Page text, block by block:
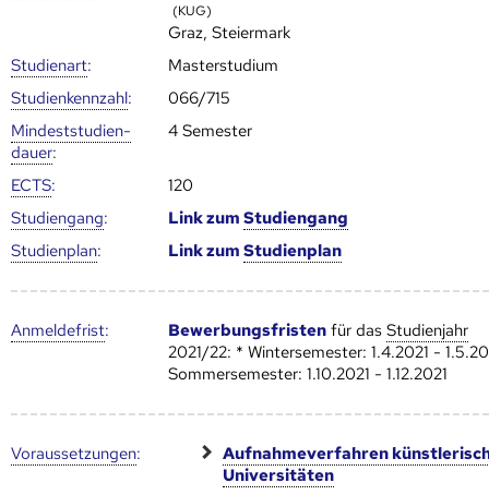
(KUG)
Graz, Steiermark
Studienart:
Masterstudium
Studien­kenn­zahl:
066/715
Mindest­studien­
dauer:
4 Semester
ECTS:
120
Studien­gang: Link zumStudien­gang
Studien­plan: Link zumStudien­plan
Anmelde­frist: Bewerbungsfristen für dasStudienjahr
2021/22: * Wintersemester: 1.4.2021 -
Sommersemester: 1.10.2021 - 1.12.2021
Voraus­setzungen:
Aufnahmeverfahren
Universitäten